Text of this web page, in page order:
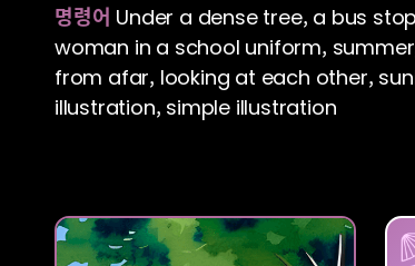
명령어 Under a dense tree, a bus
woman in a school uniform,
from afar, looking at each other,
illustration, simple illustration